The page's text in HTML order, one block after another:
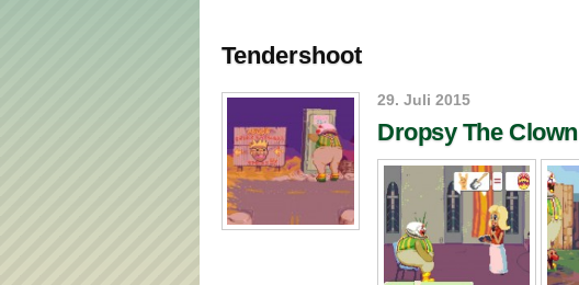
Tendershoot
29. Juli 2015
Dropsy The Clown